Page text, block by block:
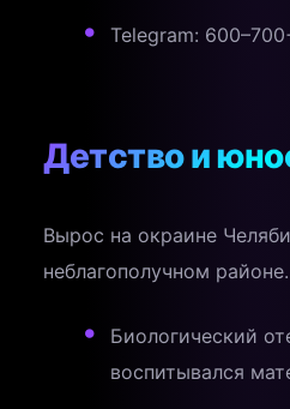
Telegram:
Детство и
Вырос на окраине
неблагополучном районе.
Биологический
воспитывался